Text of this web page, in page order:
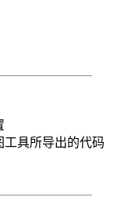
工具所导出的代码